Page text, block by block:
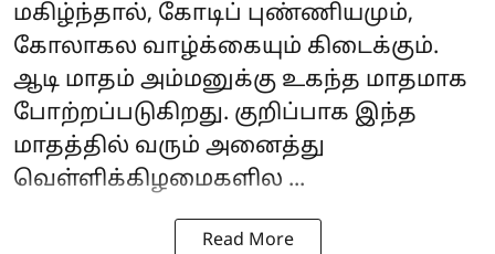
மகிழ்ந்தால், கோடிப் புண்ணியமும்,
கோலாகல வாழ்க்கையும் கிடைக்கும்.
ஆடி மாதம் அம்மனுக்கு உகந்த மாதமாக
போற்றப்படுகிறது. குறிப்பாக இந்த
மாதத்தில் வரும் அனைத்து
வெள்ளிக்கிழமைகளில ...
Read More